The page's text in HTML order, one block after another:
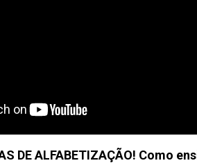
DE ALFABETIZAÇÃO! Como